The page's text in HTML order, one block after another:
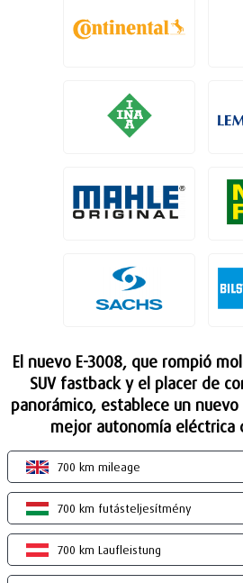
El nuevo E-3008, que rompió
SUV fastback y el placer de
panorámico, establece un
mejor autonomía eléctrica
700 km mileage
700 km futásteljesítmény
700 km Laufleistung